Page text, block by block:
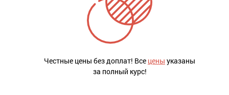
Честные цены без доплат! Все цены указаны
за полный курс!